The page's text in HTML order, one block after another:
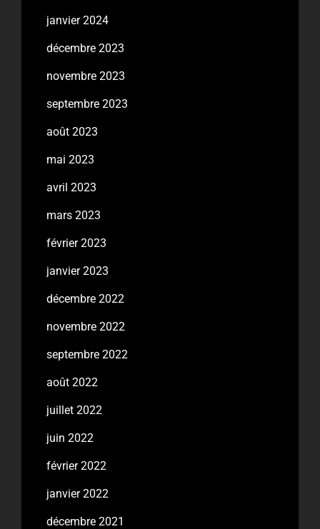
janvier 2024
décembre 2023
novembre 2023
septembre 2023
août 2023
mai 2023
avril 2023
mars 2023
février 2023
janvier 2023
décembre 2022
novembre 2022
septembre 2022
août 2022
juillet 2022
juin 2022
février 2022
janvier 2022
décembre 2021